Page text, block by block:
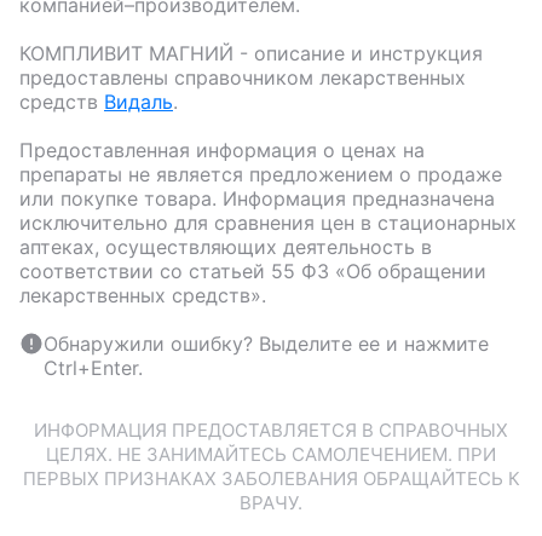
компанией–производителем.
КОМПЛИВИТ МАГНИЙ - описание и инструкция
предоставлены справочником лекарственных
средств Видаль.
Предоставленная информация о ценах на
препараты не является предложением о продаже
или покупке товара. Информация предназначена
исключительно для сравнения цен в стационарных
аптеках, осуществляющих деятельность в
соответствии со статьей 55 ФЗ «Об обращении
лекарственных средств».
Обнаружили ошибку? Выделите ее и нажмите
Ctrl+Enter.
ИНФОРМАЦИЯ ПРЕДОСТАВЛЯЕТСЯ В СПРАВОЧНЫХ
ЦЕЛЯХ. НЕ ЗАНИМАЙТЕСЬ САМОЛЕЧЕНИЕМ. ПРИ
ПЕРВЫХ ПРИЗНАКАХ ЗАБОЛЕВАНИЯ ОБРАЩАЙТЕСЬ К
ВРАЧУ.